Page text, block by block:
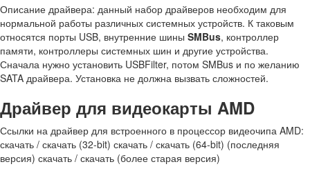
Описание драйвера: данный набор драйверов необходим для
нормальной работы различных системных устройств. К таковым
относятся порты USB, внутренние шины SMBus, контроллер
памяти, контроллеры системных шин и другие устройства.
Сначала нужно установить USBFilter, потом SMBus и по желанию
SATA драйвера. Установка не должна вызвать сложностей.
Драйвер для видеокарты AMD
Ссылки на драйвер для встроенного в процессор видеочипа AMD:
скачать / скачать (32-bit) скачать / скачать (64-bit) (последняя
версия) скачать / скачать (более старая версия)